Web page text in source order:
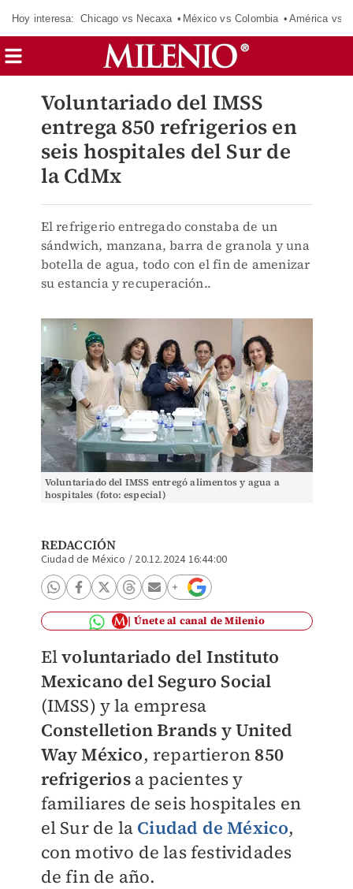
Hoy interesa: Chicago vs Necaxa México vs Colombia América vs
Voluntariado del IMSS
entrega 850 refrigerios en
seis hospitales del Sur de
la CdMx
El refrigerio entregado constaba de un
sándwich, manzana, barra de granola y una
botella de agua, todo con el fin de amenizar
su estancia y recuperación..
Voluntariado del IMSS entregó alimentos y agua a
hospitales (foto: especial)
REDACCIÓN
Ciudad de México / 20.12.2024 16:44:00
Únete al canal de Milenio
Elvoluntariado del Instituto
Mexicano del Seguro Social
(IMSS) y la empresa
Constelletion Brands y United
Way México, repartieron 850
refrigeriosa pacientes y
familiares de seis hospitales en
el Sur de la Ciudad de México,
con motivo de las festividades
de fin de año.